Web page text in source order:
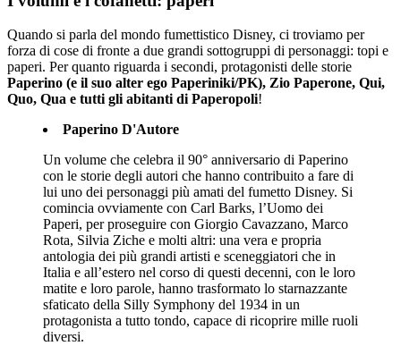
Quando si parla del mondo fumettistico Disney, ci troviamo per
forza di cose di fronte a due grandi sottogruppi di personaggi: topi e
paperi. Per quanto riguarda i secondi, protagonisti delle storie
Paperino (e il suo alter ego Paperiniki/PK), Zio Paperone, Qui,
Quo, Qua e tutti gli abitanti di Paperopoli!
Paperino D'Autore
Un volume che celebra il 90° anniversario di Paperino
con le storie degli autori che hanno contribuito a fare di
lui uno dei personaggi più amati del fumetto Disney. Si
comincia ovviamente con Carl Barks, l’Uomo dei
Paperi, per proseguire con Giorgio Cavazzano, Marco
Rota, Silvia Ziche e molti altri: una vera e propria
antologia dei più grandi artisti e sceneggiatori che in
Italia e all’estero nel corso di questi decenni, con le loro
matite e loro parole, hanno trasformato lo starnazzante
sfaticato della Silly Symphony del 1934 in un
protagonista a tutto tondo, capace di ricoprire mille ruoli
diversi.